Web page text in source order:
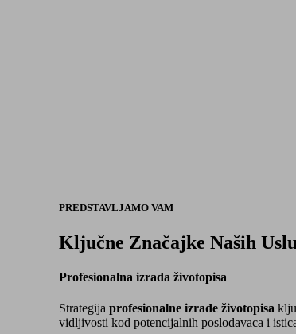
PREDSTAVLJAMO VAM
Ključne Značajke Naših
Profesionalna izrada životopisa
Strategija profesionalne izrade životopisa
vidljivosti kod potencijalnih poslodavaca i